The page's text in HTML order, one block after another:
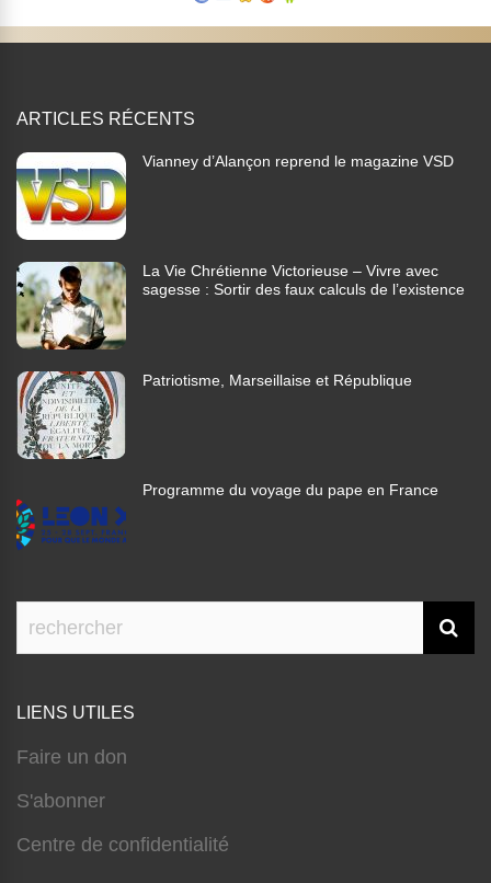
ARTICLES RÉCENTS
Vianney d’Alançon reprend le magazine VSD
La Vie Chrétienne Victorieuse – Vivre avec
sagesse : Sortir des faux calculs de l’existence
Patriotisme, Marseillaise et République
Programme du voyage du pape en France
LIENS UTILES
Faire un don
S'abonner
Centre de confidentialité